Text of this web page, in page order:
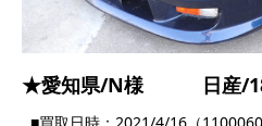
★愛知県/N様 日産/
■買取日時：2021/4/16（